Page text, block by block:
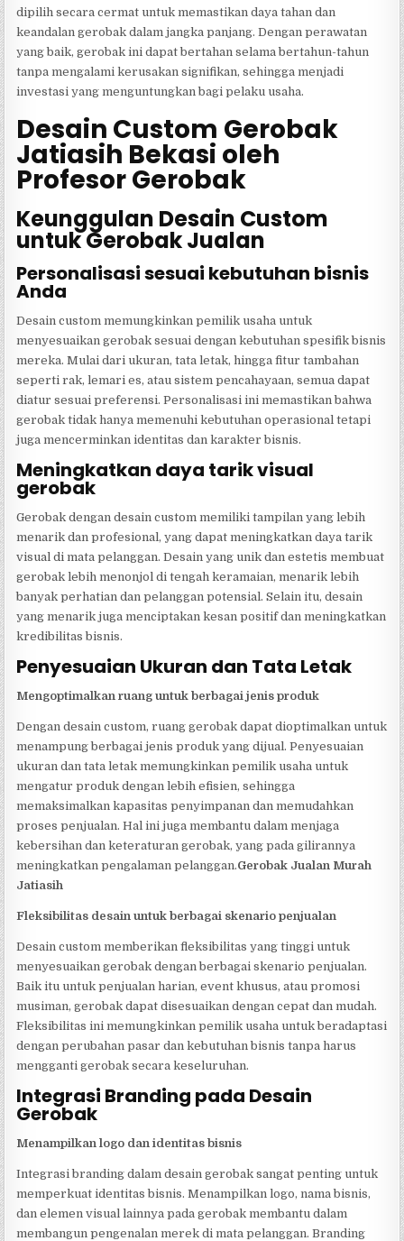
dipilih secara cermat untuk memastikan daya tahan dan
keandalan gerobak dalam jangka panjang. Dengan perawatan
yang baik, gerobak ini dapat bertahan selama bertahun-tahun
tanpa mengalami kerusakan signifikan, sehingga menjadi
investasi yang menguntungkan bagi pelaku usaha.
Desain Custom Gerobak
Jatiasih Bekasi oleh
Profesor Gerobak
Keunggulan Desain Custom
untuk Gerobak Jualan
Personalisasi sesuai kebutuhan bisnis
Anda
Desain custom memungkinkan pemilik usaha untuk
menyesuaikan gerobak sesuai dengan kebutuhan spesifik bisnis
mereka. Mulai dari ukuran, tata letak, hingga fitur tambahan
seperti rak, lemari es, atau sistem pencahayaan, semua dapat
diatur sesuai preferensi. Personalisasi ini memastikan bahwa
gerobak tidak hanya memenuhi kebutuhan operasional tetapi
juga mencerminkan identitas dan karakter bisnis.
Meningkatkan daya tarik visual
gerobak
Gerobak dengan desain custom memiliki tampilan yang lebih
menarik dan profesional, yang dapat meningkatkan daya tarik
visual di mata pelanggan. Desain yang unik dan estetis membuat
gerobak lebih menonjol di tengah keramaian, menarik lebih
banyak perhatian dan pelanggan potensial. Selain itu, desain
yang menarik juga menciptakan kesan positif dan meningkatkan
kredibilitas bisnis.
Penyesuaian Ukuran dan Tata Letak
Mengoptimalkan ruang untuk berbagai jenis produk
Dengan desain custom, ruang gerobak dapat dioptimalkan untuk
menampung berbagai jenis produk yang dijual. Penyesuaian
ukuran dan tata letak memungkinkan pemilik usaha untuk
mengatur produk dengan lebih efisien, sehingga
memaksimalkan kapasitas penyimpanan dan memudahkan
proses penjualan. Hal ini juga membantu dalam menjaga
kebersihan dan keteraturan gerobak, yang pada gilirannya
meningkatkan pengalaman pelanggan.Gerobak Jualan Murah
Jatiasih
Fleksibilitas desain untuk berbagai skenario penjualan
Desain custom memberikan fleksibilitas yang tinggi untuk
menyesuaikan gerobak dengan berbagai skenario penjualan.
Baik itu untuk penjualan harian, event khusus, atau promosi
musiman, gerobak dapat disesuaikan dengan cepat dan mudah.
Fleksibilitas ini memungkinkan pemilik usaha untuk beradaptasi
dengan perubahan pasar dan kebutuhan bisnis tanpa harus
mengganti gerobak secara keseluruhan.
Integrasi Branding pada Desain
Gerobak
Menampilkan logo dan identitas bisnis
Integrasi branding dalam desain gerobak sangat penting untuk
memperkuat identitas bisnis. Menampilkan logo, nama bisnis,
dan elemen visual lainnya pada gerobak membantu dalam
membangun pengenalan merek di mata pelanggan. Branding